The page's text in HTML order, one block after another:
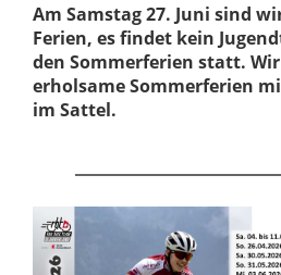
Am Samstag 27. Juni sind
Ferien, es findet kein
den Sommerferien statt.
erholsame Sommerferien
im Sattel.